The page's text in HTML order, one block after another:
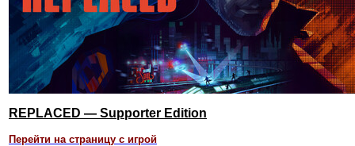
REPLACED — Supporter Edition
Перейти на страницу с игрой